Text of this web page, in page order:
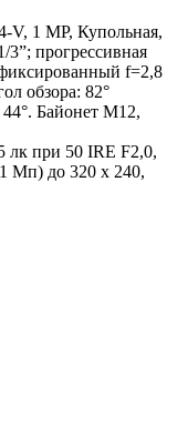
V, 1 MP, Купольная,
прогрессивная
f=2,8
обзора: 82°
Байонет М12,
лк при 50 IRE F2,0,
Мп) до 320 x 240,